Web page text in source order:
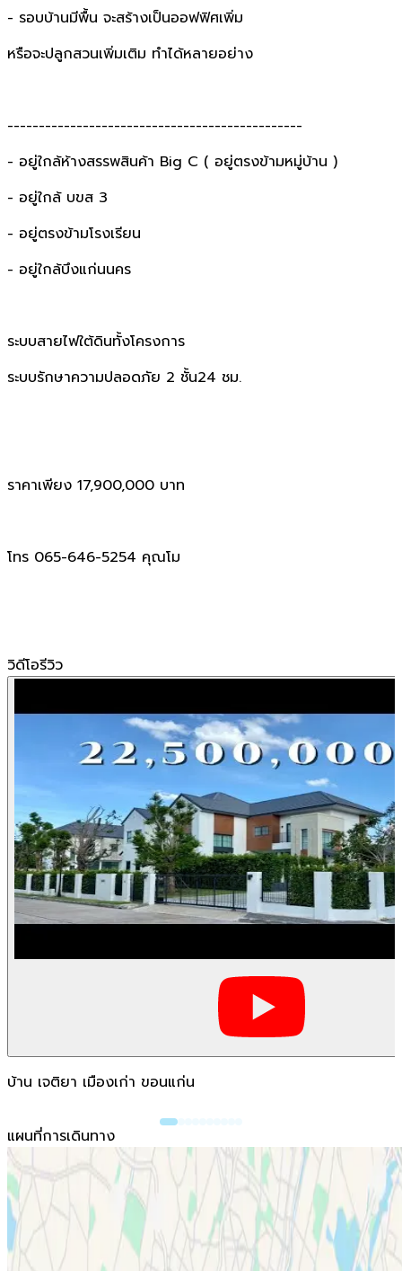
- รอบบ้านมีพื้น จะสร้างเป็นออฟฟิศเพิ่ม
หรือจะปลูกสวนเพิ่มเติม ทำได้หลายอย่าง
-----------------------------------------------
- อยู่ใกล้ห้างสรรพสินค้า Big C ( อยู่ตรงข้ามหมู่บ้าน )
- อยู่ใกล้ บขส 3
- อยู่ตรงข้ามโรงเรียน
- อยู่ใกล้บึงแก่นนคร
ระบบสายไฟใต้ดินทั้งโครงการ
ระบบรักษาความปลอดภัย 2 ชั้น24 ชม.
ราคาเพียง 17,900,000 บาท
โทร 065-646-5254 คุณโม
วิดีโอรีวิว
บ้าน เจติยา เมืองเก่า ขอนแก่น
แผนที่การเดินทาง